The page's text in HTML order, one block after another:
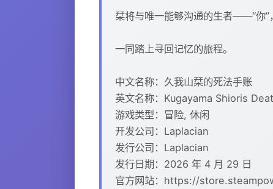
栞将与唯一能够沟通的生者——“你”，
一同踏上寻回记忆的旅程。
中文名称：久我山栞的死法手账
英文名称：Kugayama Shioris
游戏类型：冒险, 休闲
开发公司：Laplacian
发行公司：Laplacian
发行日期：2026 年 4 月 29 日
官方网站：https://